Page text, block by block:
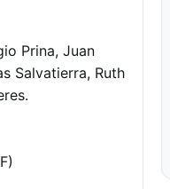
Prina, Juan
Salvatierra, Ruth